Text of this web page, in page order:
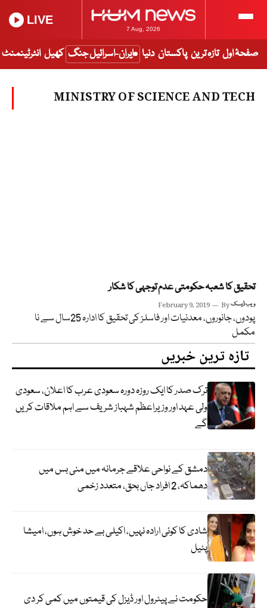
7 Aug, 2026
LIVE
صفحۂ اول تازہ ترین پاکستان دنیا ایران-اسرائیل جنگ کھیل انٹرٹینمنٹ
MINISTRY OF SCIENCE AND TECH
تحقیق کا شعبہ حکومتی عدم توجہی کا شکار
February 9, 2019 Byویب ڈیسک
پودوں، جانوروں، معدنیات اور فاسلز کی تحقیق کا ادارہ 25سال سے نا
مکمل
تازہ ترین خبریں
ترک صدر کا ایک روزہ دورہ سعودی عرب کا اعلان، سعودی
ولی عہد اور وزیراعظم شہباز شریف سے اہم ملاقات کریں
گے
دمشق کے نواحی علاقے جرمانہ میں منی بس میں
دھماکہ، 2 افراد جاں بحق، متعدد زخمی
شادی کا کوئی ارادہ نہیں، اکیلی بے حد خوش ہوں، امیشا
پٹیل
حکومت نے پیٹرول اور ڈیزل کی قیمتوں میں کمی کر دی